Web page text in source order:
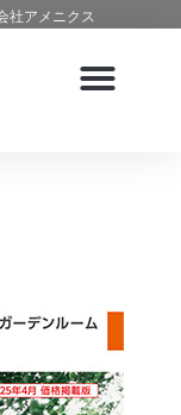
社アメニクス